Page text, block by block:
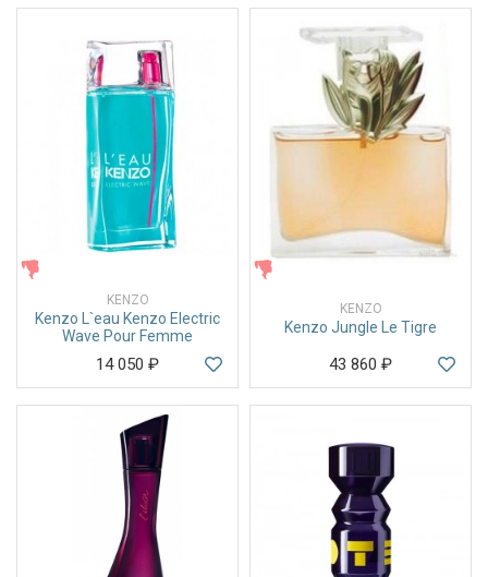
KENZO
Kenzo L`eau Kenzo Electric
Wave Pour Femme
14 050 ₽
KENZO
Kenzo Jungle Le Tigre
43 860 ₽